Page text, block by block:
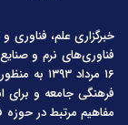
خبرگزاری علم،
فناوری‌های نرم و
۱۶ مرداد
فرهنگی جامعه و برای
مفاهیم مرتبط در